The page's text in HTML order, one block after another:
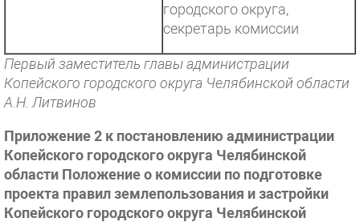
городского округа,
секретарь комиссии
Первый заместитель главы администрации
Копейского городского округа Челябинской области
А.Н. Литвинов
Приложение 2 к постановлению администрации
Копейского городского округа Челябинской
области Положение о комиссии по подготовке
проекта правил землепользования и застройки
Копейского городского округа Челябинской